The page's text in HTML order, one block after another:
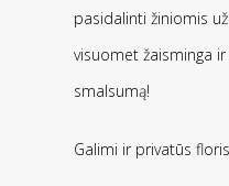
pasidalinti žiniomis
visuomet žaisminga
smalsumą!
Galimi ir privatūs